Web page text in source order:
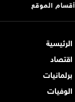
أقسام الموقع
الرئيسية
اقتصاد
برلمانيات
الوفيات